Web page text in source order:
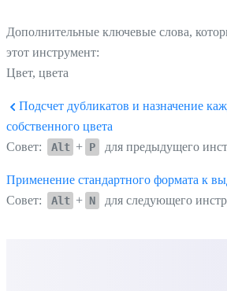
Дополнительные ключевые слова,
этот инструмент:
Цвет, цвета
Подсчет дубликатов и назначение
собственного цвета
Совет:
Alt + P для предыдущего
Применение стандартного формата к
Совет:
Alt + N для следующего